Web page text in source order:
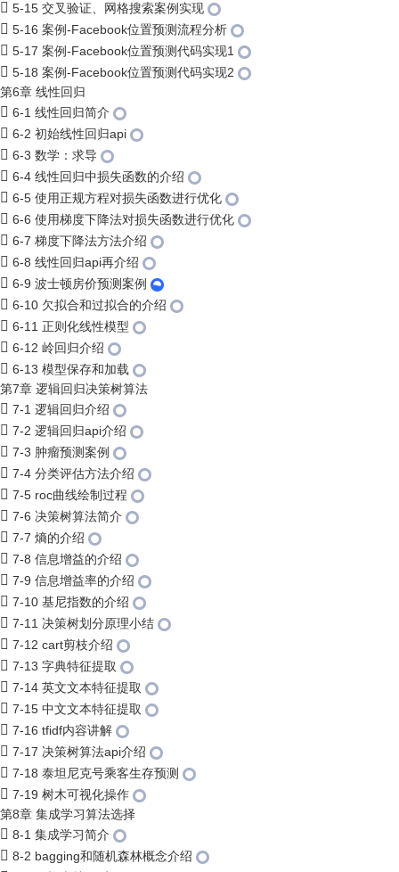
5-15 交叉验证、网格搜索案例实现
5-16 案例-Facebook位置预测流程分析
5-17 案例-Facebook位置预测代码实现1
5-18 案例-Facebook位置预测代码实现2
第6章 线性回归
6-1 线性回归简介
6-2 初始线性回归api
6-3 数学：求导
6-4 线性回归中损失函数的介绍
6-5 使用正规方程对损失函数进行优化
6-6 使用梯度下降法对损失函数进行优化
6-7 梯度下降法方法介绍
6-8 线性回归api再介绍
6-9 波士顿房价预测案例
6-10 欠拟合和过拟合的介绍
6-11 正则化线性模型
6-12 岭回归介绍
6-13 模型保存和加载
第7章 逻辑回归决策树算法
7-1 逻辑回归介绍
7-2 逻辑回归api介绍
7-3 肿瘤预测案例
7-4 分类评估方法介绍
7-5 roc曲线绘制过程
7-6 决策树算法简介
7-7 熵的介绍
7-8 信息增益的介绍
7-9 信息增益率的介绍
7-10 基尼指数的介绍
7-11 决策树划分原理小结
7-12 cart剪枝介绍
7-13 字典特征提取
7-14 英文文本特征提取
7-15 中文文本特征提取
7-16 tfidf内容讲解
7-17 决策树算法api介绍
7-18 泰坦尼克号乘客生存预测
7-19 树木可视化操作
第8章 集成学习算法选择
8-1 集成学习简介
8-2 bagging和随机森林概念介绍